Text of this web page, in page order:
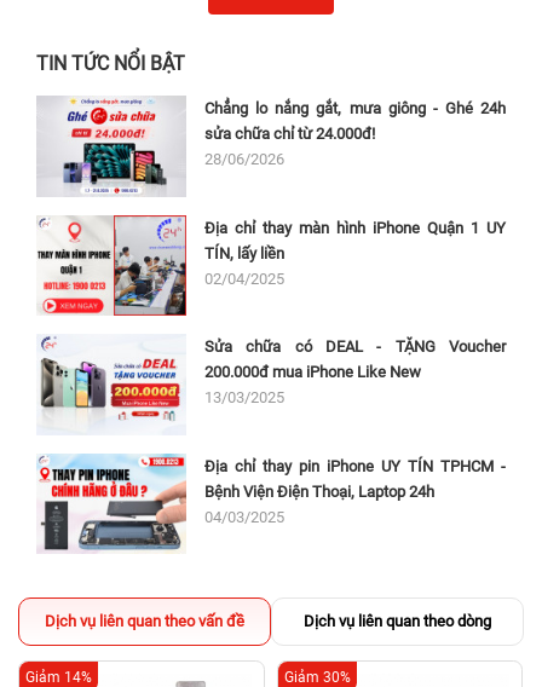
TIN TỨC NỔI BẬT
Chẳng lo nắng gắt, mưa giông - Ghé 24h
sửa chữa chỉ từ 24.000đ!
28/06/2026
Địa chỉ thay màn hình iPhone Quận 1 UY
TÍN, lấy liền
02/04/2025
Sửa chữa có DEAL - TẶNG Voucher
200.000đ mua iPhone Like New
13/03/2025
Địa chỉ thay pin iPhone UY TÍN TPHCM -
Bệnh Viện Điện Thoại, Laptop 24h
04/03/2025
Dịch vụ liên quan theo vấn đề Dịch vụ liên quan theo dòng
Giảm 14% Giảm 30%